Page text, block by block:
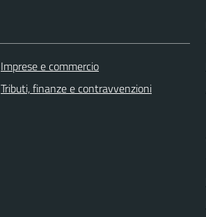
Imprese e commercio
Tributi, finanze e contravvenzioni